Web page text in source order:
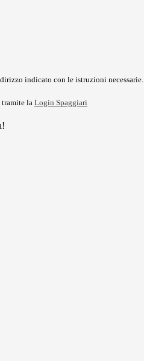
indicato con le istruzioni necessarie.
tramite la Login Spaggiari